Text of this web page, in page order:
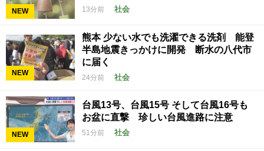
NEW 13分前 社会
NEW
熊本 少ない水でも洗濯できる洗剤 能登
半島地震きっかけに開発 断水の八代市
に届く
24分前 社会
NEW
台風13号、台風15号 そして台風16号も
お盆に直撃 珍しい台風進路に注意
51分前 社会